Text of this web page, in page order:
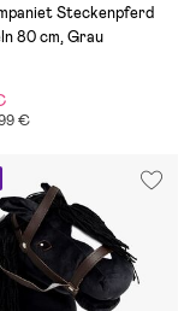
Steckenpferd
80 cm, Grau
€